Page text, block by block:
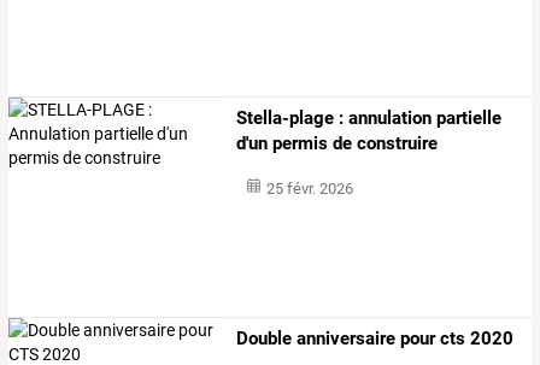
Stella-plage : annulation partielle
d'un permis de construire
25 févr. 2026
Double anniversaire pour cts 2020